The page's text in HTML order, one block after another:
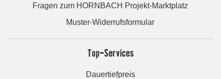
Fragen zum HORNBACH Projekt-Marktplatz
Muster-Widerrufsformular
Top-Services
Dauertiefpreis